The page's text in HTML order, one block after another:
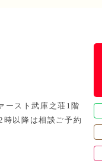
ースト武庫之荘1階
以降は相談ご予約